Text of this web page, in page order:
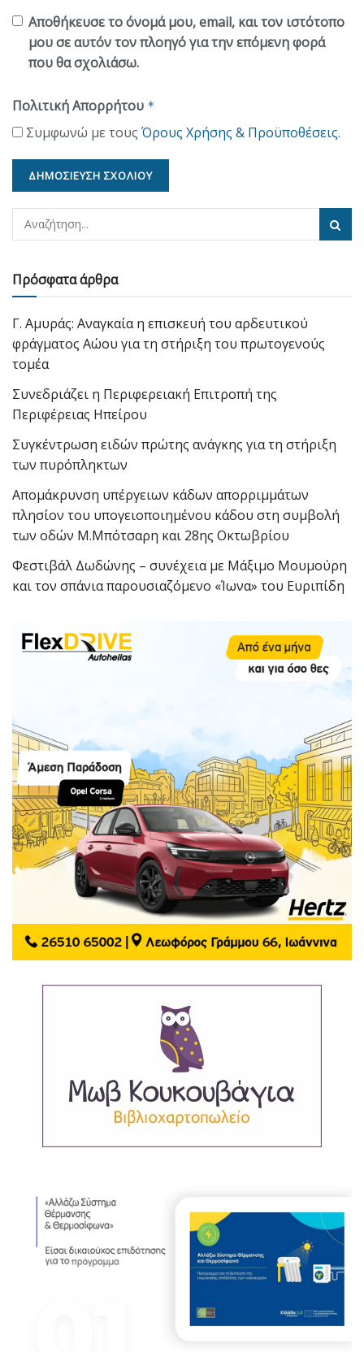
Αποθήκευσε το όνομά μου, email, και τον ιστότοπο
μου σε αυτόν τον πλοηγό για την επόμενη φορά
που θα σχολιάσω.
Πολιτική Απορρήτου *
Συμφωνώ με τους Όρους Χρήσης & Προϋποθέσεις.
Πρόσφατα άρθρα
Γ. Αμυράς: Αναγκαία η επισκευή του αρδευτικού
φράγματος Αώου για τη στήριξη του πρωτογενούς
τομέα
Συνεδριάζει η Περιφερειακή Επιτροπή της
Περιφέρειας Ηπείρου
Συγκέντρωση ειδών πρώτης ανάγκης για τη στήριξη
των πυρόπληκτων
Απομάκρυνση υπέργειων κάδων απορριμμάτων
πλησίον του υπογειοποιημένου κάδου στη συμβολή
των οδών Μ.Μπότσαρη και 28ης Οκτωβρίου
Φεστιβάλ Δωδώνης – συνέχεια με Μάξιμο Μουμούρη
και τον σπάνια παρουσιαζόμενο «Ίωνα» του Ευριπίδη